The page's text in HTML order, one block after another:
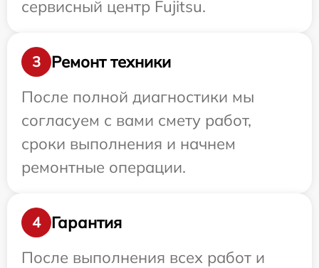
сервисный центр Fujitsu.
3
Ремонт техники
После полной диагностики мы
согласуем с вами смету работ,
сроки выполнения и начнем
ремонтные операции.
4
Гарантия
После выполнения всех работ и